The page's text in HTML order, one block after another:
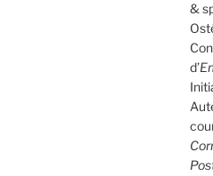
&
d’